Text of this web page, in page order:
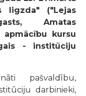
ligzda" ("Lejas
Amatas
kursu
- institūciju
pašvaldību,
darbinieki,